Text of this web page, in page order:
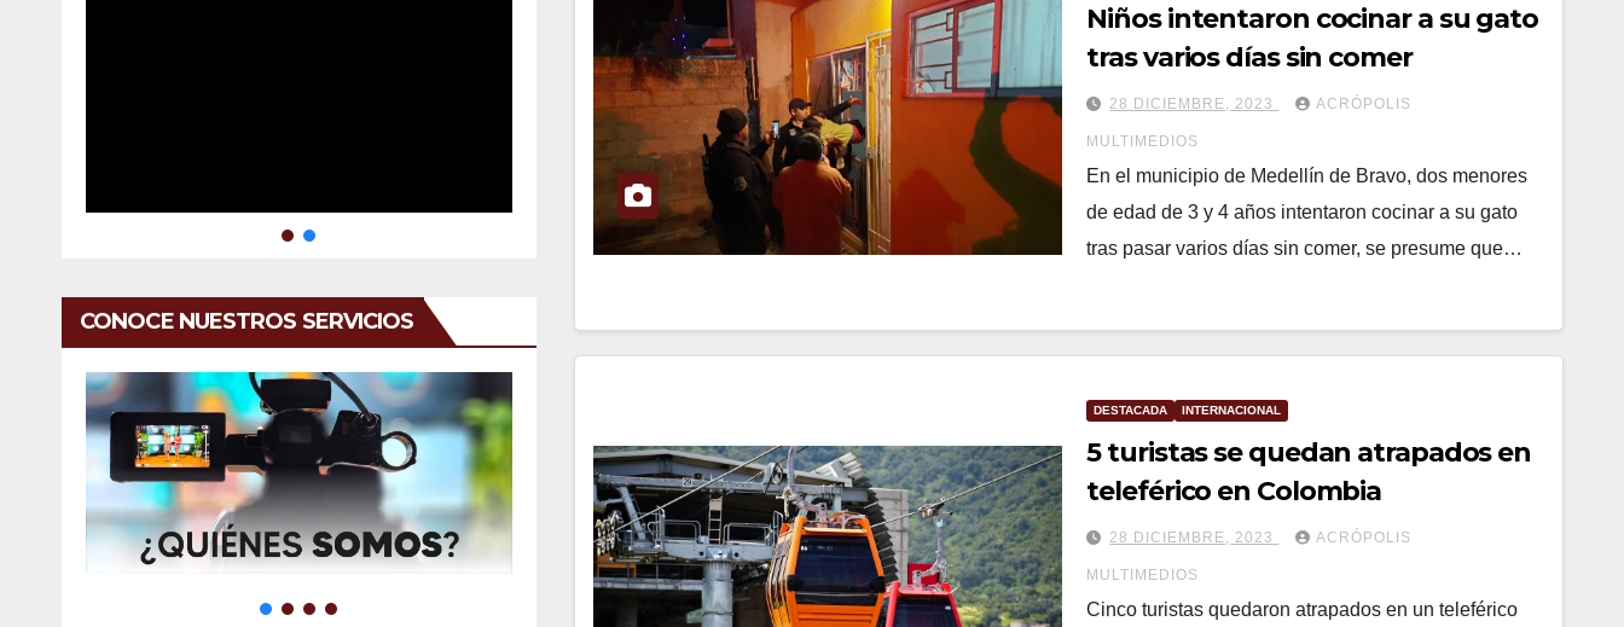
CONOCE NUESTROS SERVICIOS
Niños intentaron cocinar a su gato
tras varios días sin comer
28 DICIEMBRE, 2023 ACRÓPOLIS
MULTIMEDIOS
En el municipio de Medellín de Bravo, dos menores
de edad de 3 y 4 años intentaron cocinar a su gato
tras pasar varios días sin comer, se presume que…
DESTACADA INTERNACIONAL
5 turistas se quedan atrapados en
teleférico en Colombia
28 DICIEMBRE, 2023 ACRÓPOLIS
MULTIMEDIOS
Cinco turistas quedaron atrapados en un teleférico